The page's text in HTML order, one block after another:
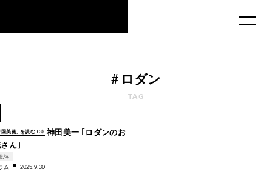
# ロダン
TAG
国美術」を読む（3）
神田美一「ロダンのお
ん」
評
ム
2025.9.30